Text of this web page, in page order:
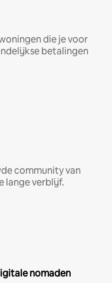
die je voor
betalingen
community van
lange verblijf.
nomaden